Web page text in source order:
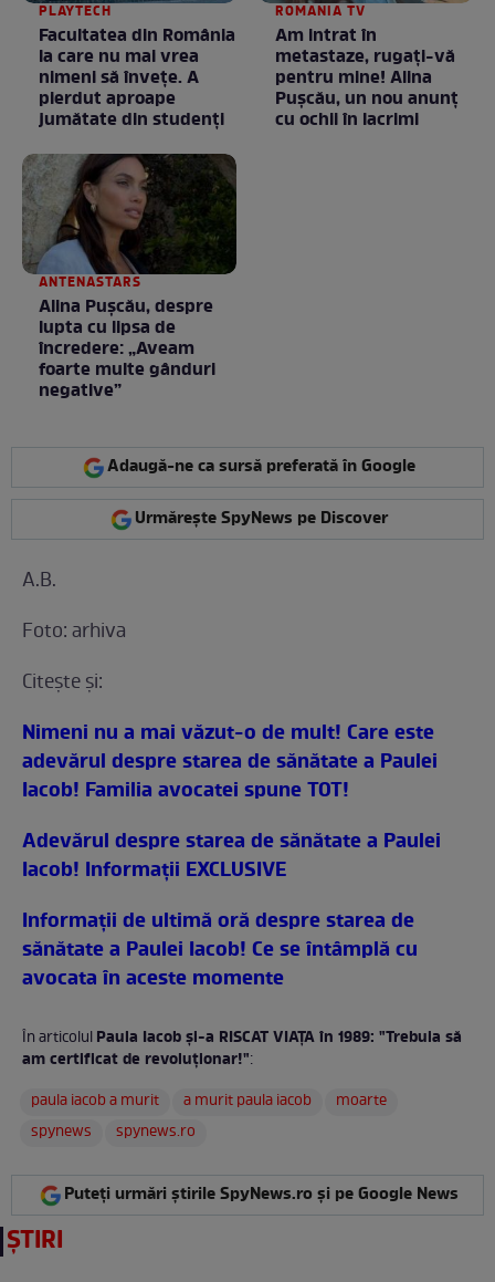
PLAYTECH
Facultatea din România
la care nu mai vrea
nimeni să înveţe. A
pierdut aproape
jumătate din studenţi
ROMANIA TV
Am intrat în
metastaze, rugaţi-vă
pentru mine! Alina
Puşcău, un nou anunţ
cu ochii în lacrimi
ANTENASTARS
Alina Pușcău, despre
lupta cu lipsa de
încredere: „Aveam
foarte multe gânduri
negative”
Adaugă-ne ca sursă preferată în Google
Urmărește SpyNews pe Discover
A.B.
Foto: arhiva
Citeşte şi:
Nimeni nu a mai văzut-o de mult! Care este
adevărul despre starea de sănătate a Paulei
Iacob! Familia avocatei spune TOT!
Adevărul despre starea de sănătate a Paulei
Iacob! Informații EXCLUSIVE
Informaţii de ultimă oră despre starea de
sănătate a Paulei Iacob! Ce se întâmplă cu
avocata în aceste momente
În articolulPaula Iacob și-a RISCAT VIAŢA în 1989: "Trebuia să
am certificat de revoluționar!":
paula iacob a murit
a murit paula iacob
moarte
spynews
spynews.ro
Puteți urmări știrile SpyNews.ro și pe Google News
ȘTIRI